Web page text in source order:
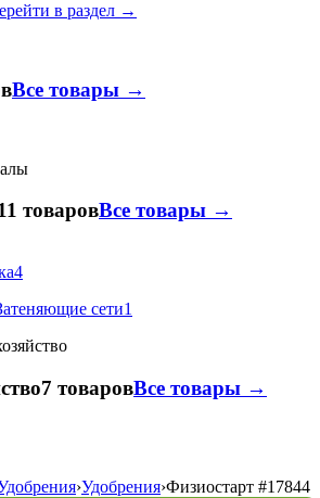
в раздел →
Все товары →
товаровВсе товары →
4
сети1
7 товаровВсе товары →
›Удобрения›Физиостарт #17844